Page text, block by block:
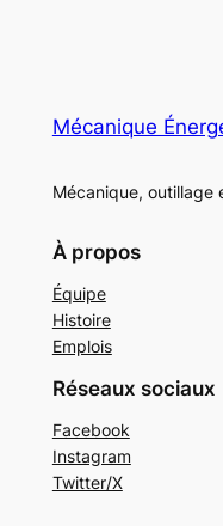
Mécanique
Mécanique, outillage
À propos
Équipe
Histoire
Emplois
Réseaux sociaux
Facebook
Instagram
Twitter/X